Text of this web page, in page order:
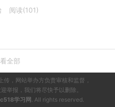
阅读(101)
全部
，网站举办方负责审核和监督，
举报，我们将尽快予以删除。
学习网 . All rights reserved.